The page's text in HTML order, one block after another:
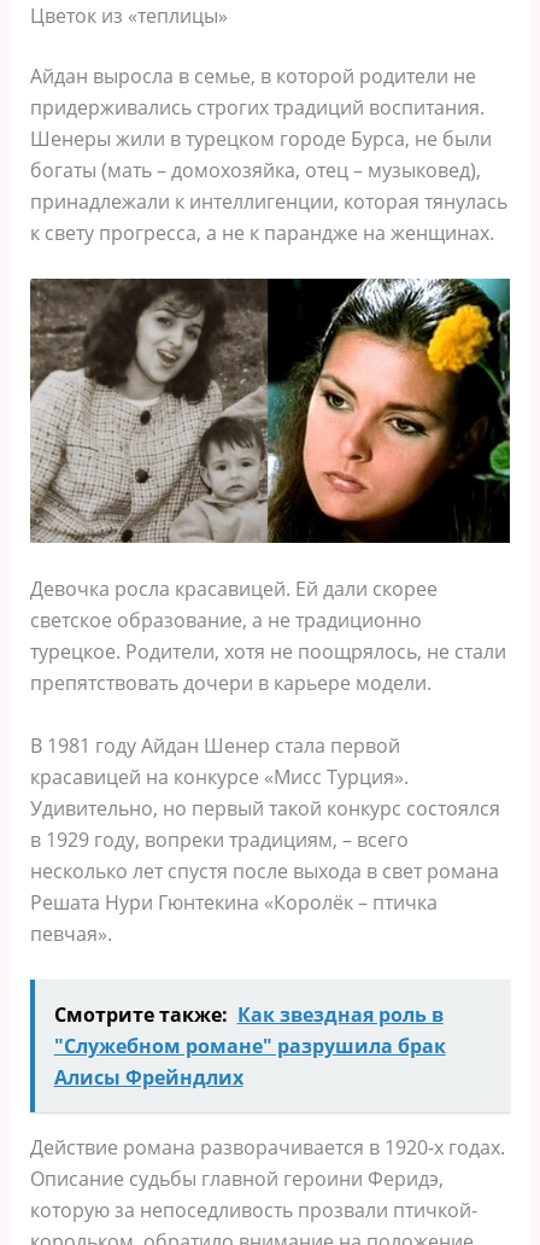
Цветок из «теплицы»
Айдан выросла в семье, в которой родители не
придерживались строгих традиций воспитания.
Шенеры жили в турецком городе Бурса, не были
богаты (мать – домохозяйка, отец – музыковед),
принадлежали к интеллигенции, которая тянулась
к свету прогресса, а не к парандже на женщинах.
Девочка росла красавицей. Ей дали скорее
светское образование, а не традиционно
турецкое. Родители, хотя не поощрялось, не стали
препятствовать дочери в карьере модели.
В 1981 году Айдан Шенер стала первой
красавицей на конкурсе «Мисс Турция».
Удивительно, но первый такой конкурс состоялся
в 1929 году, вопреки традициям, – всего
несколько лет спустя после выхода в свет романа
Решата Нури Гюнтекина «Королёк – птичка
певчая».
Смотрите также: Как звездная роль в
"Служебном романе" разрушила брак
Алисы Фрейндлих
Действие романа разворачивается в 1920-х годах.
Описание судьбы главной героини Феридэ,
которую за непоседливость прозвали птичкой-